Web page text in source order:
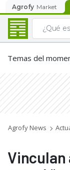
Agrofy Market
Temas del
Agrofy News
Vinculan